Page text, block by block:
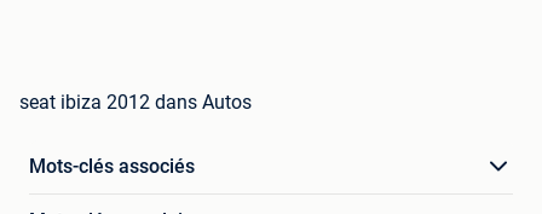
seat ibiza 2012 dans Autos
Mots-clés associés